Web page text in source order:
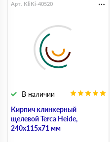
Кирпич клинкерный
щелевой Terca Heide,
240х115х71 мм
В наличии
Арт. KliKi-40520